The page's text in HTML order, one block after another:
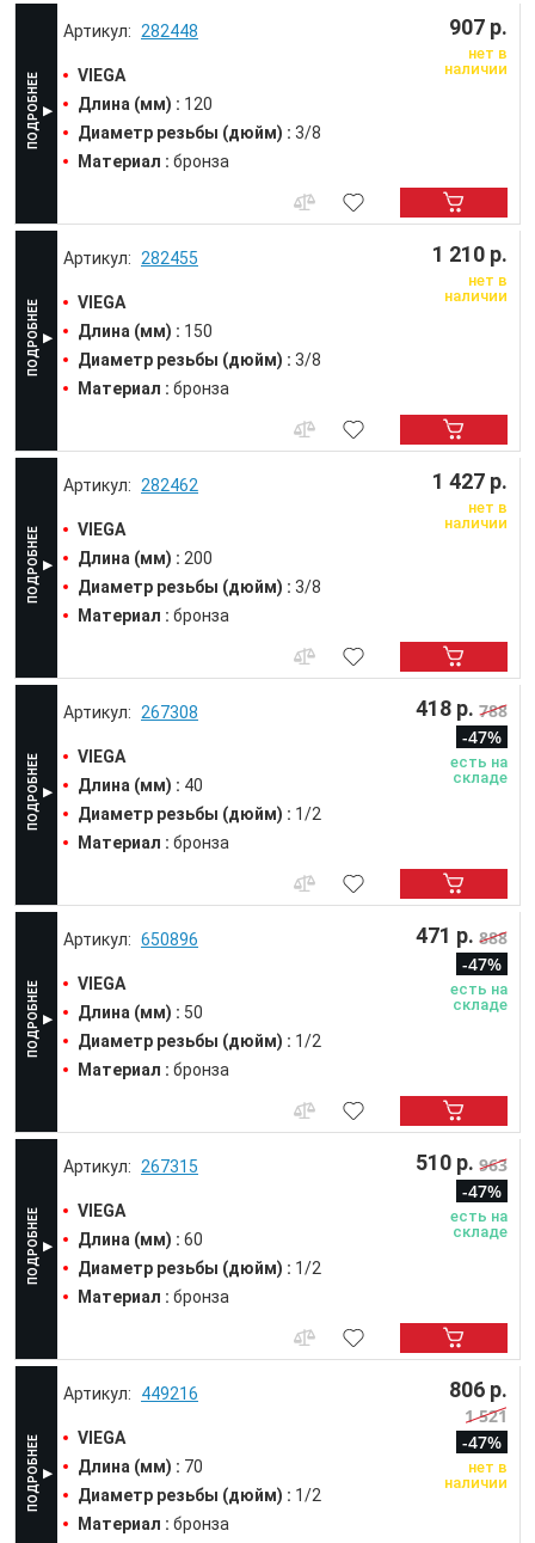
282448
VIEGA
Длина (мм) : 120
Диаметр резьбы (дюйм) : 3/8
Материал : бронза
907 р.
нет в
наличии
282455
VIEGA
Длина (мм) : 150
Диаметр резьбы (дюйм) : 3/8
Материал : бронза
1 210 р.
нет в
наличии
282462
VIEGA
Длина (мм) : 200
Диаметр резьбы (дюйм) : 3/8
Материал : бронза
1 427 р.
нет в
наличии
267308
VIEGA
Длина (мм) : 40
Диаметр резьбы (дюйм) : 1/2
Материал : бронза
418 р. 788
-47%
есть на
складе
650896
VIEGA
Длина (мм) : 50
Диаметр резьбы (дюйм) : 1/2
Материал : бронза
471 р. 888
-47%
есть на
складе
267315
VIEGA
Длина (мм) : 60
Диаметр резьбы (дюйм) : 1/2
Материал : бронза
510 р. 963
-47%
есть на
складе
449216
VIEGA
Длина (мм) : 70
Диаметр резьбы (дюйм) : 1/2
Материал : бронза
806 р.
1 521
-47%
нет в
наличии